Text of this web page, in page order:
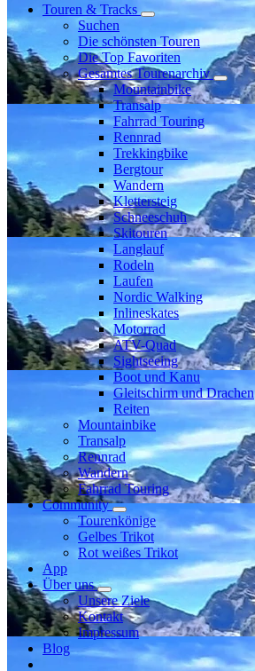
Touren & Tracks
Suchen
Die schönsten Touren
Die Top Favoriten
Gesamtes Tourenarchiv
Mountainbike
Transalp
Fahrrad Touring
Rennrad
Trekkingbike
Bergtour
Wandern
Klettersteig
Schneeschuh
Skitouren
Langlauf
Rodeln
Laufen
Nordic Walking
Inlineskates
Motorrad
ATV-Quad
Sightseeing
Boot und Kanu
Gleitschirm und Drachen
Reiten
Mountainbike
Transalp
Rennrad
Wandern
Fahrrad Touring
Community
Tourenkönige
Gelbes Trikot
Rot weißes Trikot
App
Über uns
Unsere Ziele
Kontakt
Impressum
Blog